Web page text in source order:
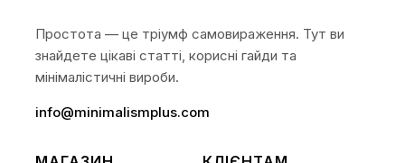
Простота — це тріумф самовираження. Тут ви
знайдете цікаві статті, корисні гайди та
мінімалістичні вироби.
info@minimalismplus.com